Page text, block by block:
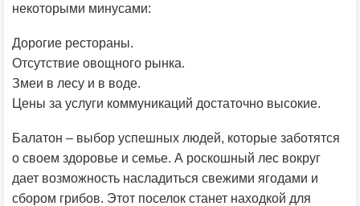
некоторыми минусами:
Дорогие рестораны.
Отсутствие овощного рынка.
Змеи в лесу и в воде.
Цены за услуги коммуникаций достаточно высокие.
Балатон – выбор успешных людей, которые заботятся
о своем здоровье и семье. А роскошный лес вокруг
дает возможность насладиться свежими ягодами и
сбором грибов. Этот поселок станет находкой для